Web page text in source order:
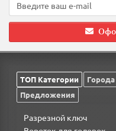
ТОП Категории Города
Предложения
Разрезной ключ